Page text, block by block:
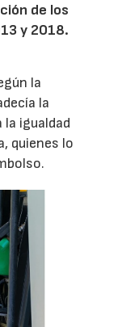
de los
y 2018.
la
la
igualdad
quienes lo